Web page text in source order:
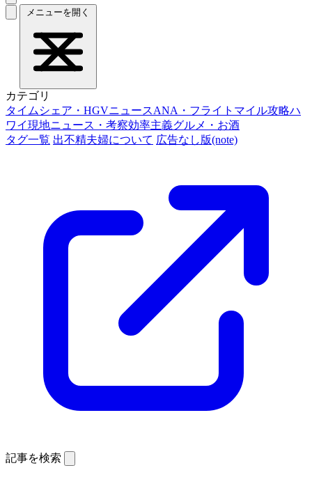
メニューを開く
カテゴリ
タイムシェア・HGVニュースANA・フライトマイル攻略ハ
ワイ現地ニュース・考察効率主義グルメ・お酒
タグ一覧 出不精夫婦について 広告なし版(note)
記事を検索